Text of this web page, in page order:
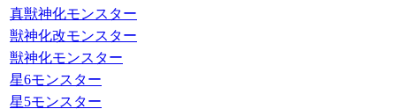
真獣神化モンスター
獣神化改モンスター
獣神化モンスター
星6モンスター
星5モンスター